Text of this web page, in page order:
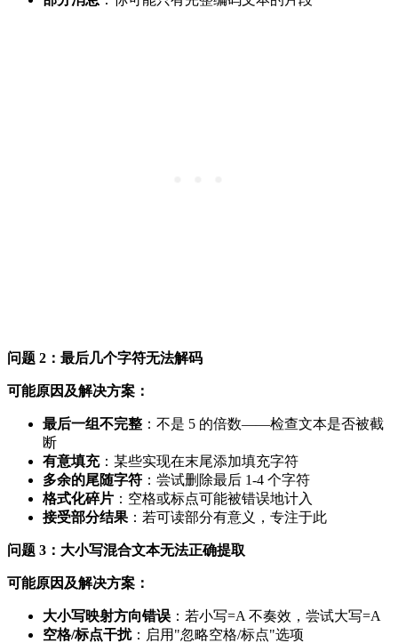
问题 2：最后几个字符无法解码
可能原因及解决方案：
最后一组不完整 ：不是 5 的倍数——检查文本是否被截
断
有意填充：某些实现在末尾添加填充字符
多余的尾随字符 ：尝试删除最后 1-4 个字符
格式化碎片 ：空格或标点可能被错误地计入
接受部分结果 ：若可读部分有意义，专注于此
问题 3：大小写混合文本无法正确提取
可能原因及解决方案：
大小写映射方向错误 ：若小写=A 不奏效，尝试大写=A
空格/标点干扰：启用"忽略空格/标点"选项